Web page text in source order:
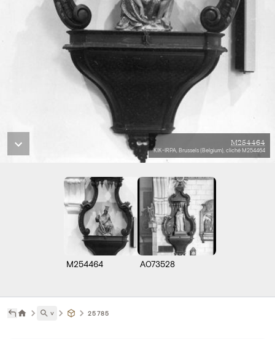
M254464
KIK-IRPA, Brussels (Belgium), cliché M254464
M254464 A073528
˅ 25785